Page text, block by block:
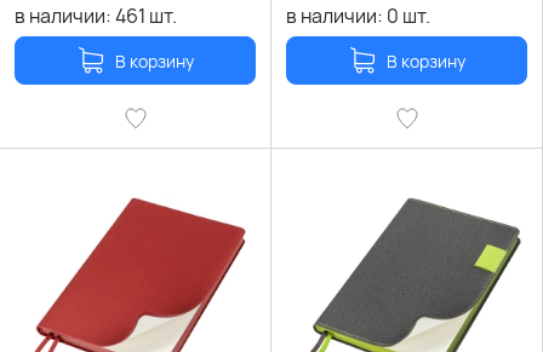
в наличии:461 шт.
В корзину
в наличии: 0 шт.
В корзину